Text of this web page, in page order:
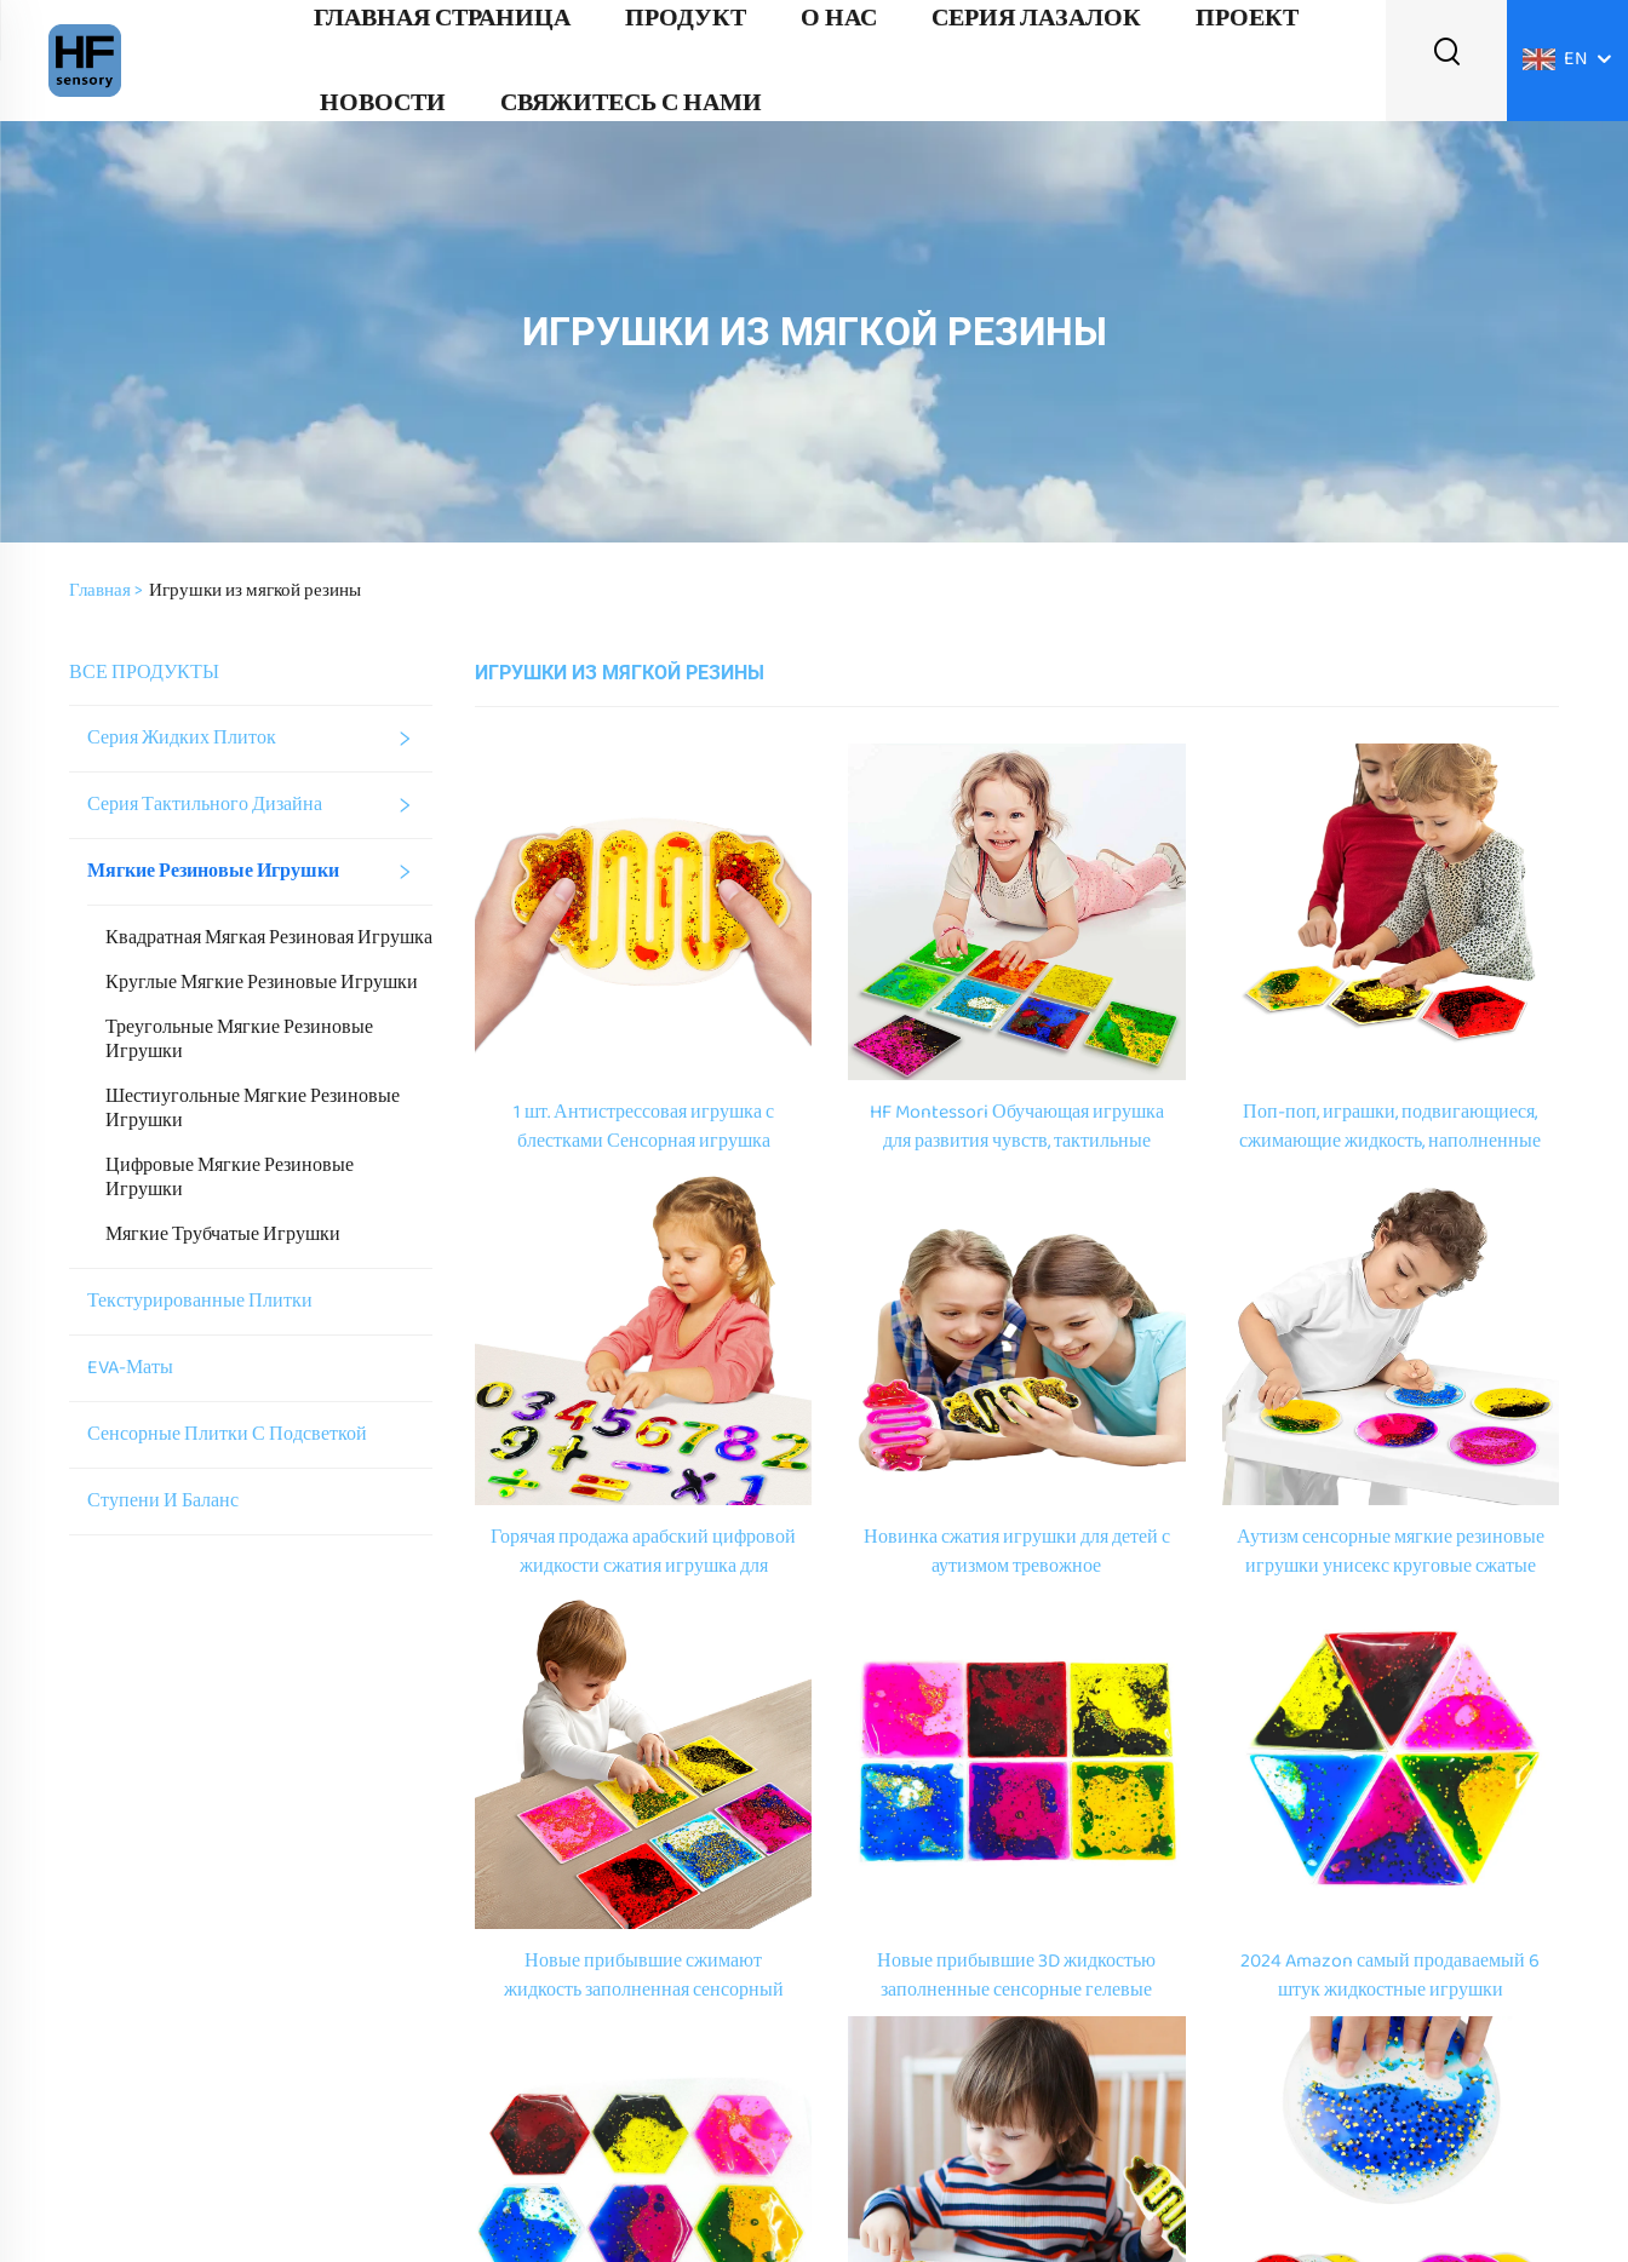
ГЛАВНАЯ СТРАНИЦА ПРОДУКТ О НАС СЕРИЯ ЛАЗАЛОК ПРОЕКТ
НОВОСТИ СВЯЖИТЕСЬ С НАМИ
EN
ИГРУШКИ ИЗ МЯГКОЙ РЕЗИНЫ
Главная > Игрушки из мягкой резины
ВСЕ ПРОДУКТЫ
Серия Жидких Плиток
Серия Тактильного Дизайна
Мягкие Резиновые Игрушки
Квадратная Мягкая Резиновая Игрушка
Круглые Мягкие Резиновые Игрушки
Треугольные Мягкие Резиновые
Игрушки
Шестиугольные Мягкие Резиновые
Игрушки
Цифровые Мягкие Резиновые
Игрушки
Мягкие Трубчатые Игрушки
Текстурированные Плитки
EVA-Маты
Сенсорные Плитки С Подсветкой
Ступени И Баланс
ИГРУШКИ ИЗ МЯГКОЙ РЕЗИНЫ
1 шт. Антистрессовая игрушка с
блестками Сенсорная игрушка
Мягкие обучающие мешочки на заказ
Жидкие мягкие игрушки для детей с
аутизмом
HF Montessori Обучающая игрушка
для развития чувств, тактильные
настраиваемые мягкие игрушки для
сжатия, игрушки для детей 3D Soft
PVC
Поп-поп, играшки, подвигающиеся,
сжимающие жидкость, наполненные
сенсорный опыт, комната, сенсорные
игрушки для детей с аутизмом.
Горячая продажа арабский цифровой
жидкости сжатия игрушка для
раннего детства образования для
детей с аутизмом в возрасте от 2 до 5
Новинка сжатия игрушки для детей с
аутизмом тревожное
Аутизм сенсорные мягкие резиновые
игрушки унисекс круговые сжатые
7 лет
Новые прибывшие сжимают
жидкость заполненная сенсорный
Новые прибывшие 3D жидкостью
заполненные сенсорные гелевые
прокладки дошкольные
образовательные ТПУ тактильные
сенсорные игрушки для детей с
аутизмом
2024 Amazon самый продаваемый 6
штук жидкостные игрушки
многоцветные 3D складывающиеся
игрушки для аутичных беспокойных
детей